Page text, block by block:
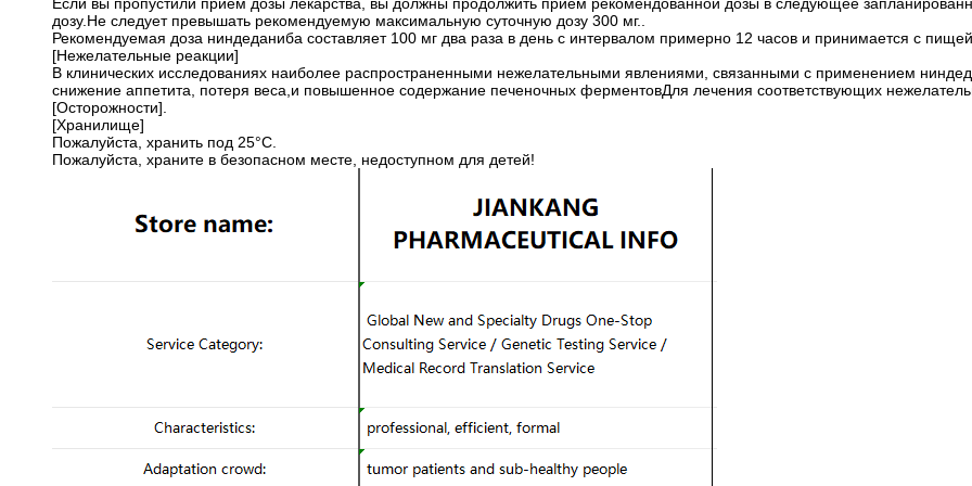
дозу.Не следует превышать рекомендуемую максимальную суточную дозу 300 мг..
Рекомендуемая доза ниндеданиба составляет 100 мг два раза в день с интервалом примерно 12 часов и принимается с
[Нежелательные реакции]
В клинических исследованиях наиболее распространенными нежелательными явлениями, связанными с применением
снижение аппетита, потеря веса,и повышенное содержание печеночных ферментовДля лечения соответствующих
[Осторожности].
[Хранилище]
Пожалуйста, хранить под 25°C.
Пожалуйста, храните в безопасном месте, недоступном для детей!